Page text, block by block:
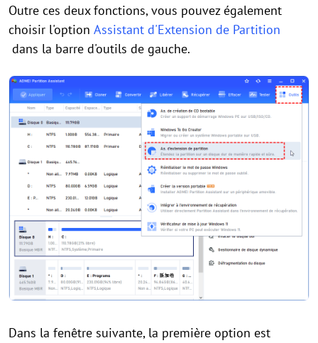
Outre ces deux fonctions, vous pouvez également
choisir l'option Assistant d'Extension de Partition
dans la barre d'outils de gauche.
Dans la fenêtre suivante, la première option est